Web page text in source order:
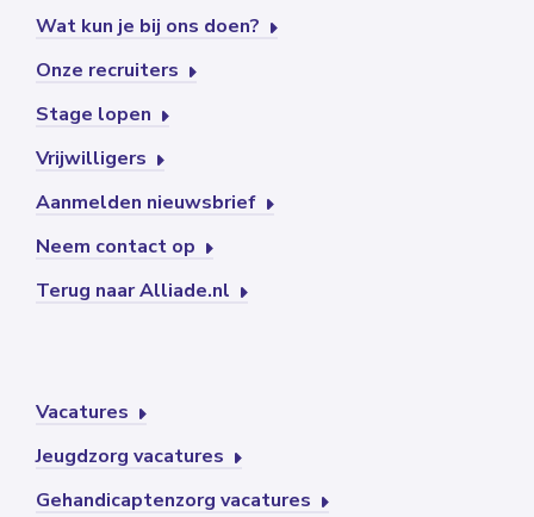
Wat kun je bij ons doen?
Onze recruiters
Stage lopen
Vrijwilligers
Aanmelden nieuwsbrief
Neem contact op
Terug naar Alliade.nl
Vacatures
Jeugdzorg vacatures
Gehandicaptenzorg vacatures